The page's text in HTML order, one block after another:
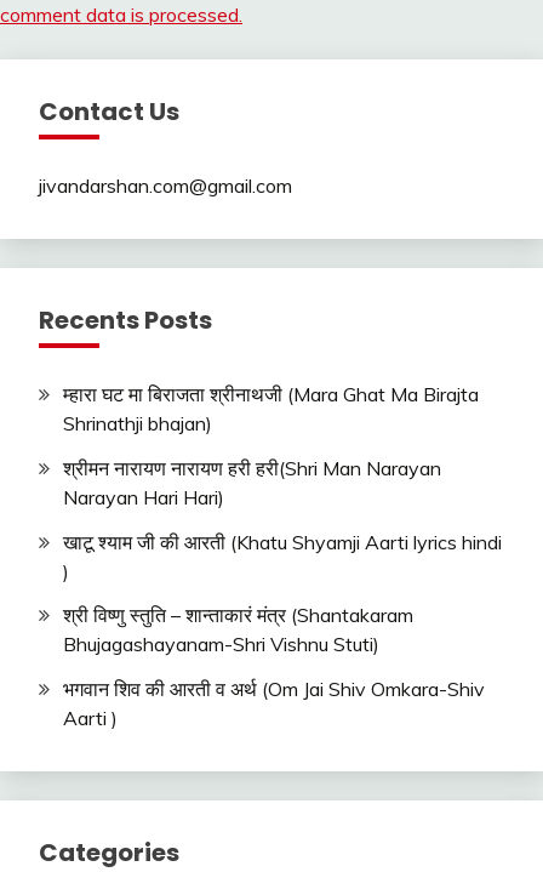
comment data is processed.
Contact Us
jivandarshan.com@gmail.com
Recents Posts
म्हारा घट मा बिराजता श्रीनाथजी (Mara Ghat Ma Birajta
Shrinathji bhajan)
श्रीमन नारायण नारायण हरी हरी(Shri Man Narayan
Narayan Hari Hari)
खाटू श्याम जी की आरती (Khatu Shyamji Aarti lyrics hindi
)
श्री विष्णु स्तुति – शान्ताकारं मंत्र (Shantakaram
Bhujagashayanam-Shri Vishnu Stuti)
भगवान शिव की आरती व अर्थ (Om Jai Shiv Omkara-Shiv
Aarti )
Categories